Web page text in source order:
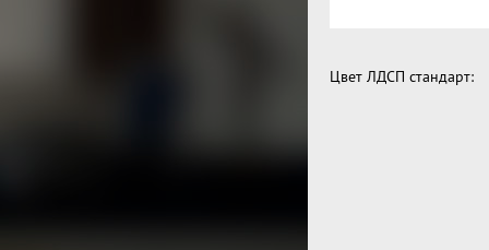
Цвет ЛДСП стандарт: